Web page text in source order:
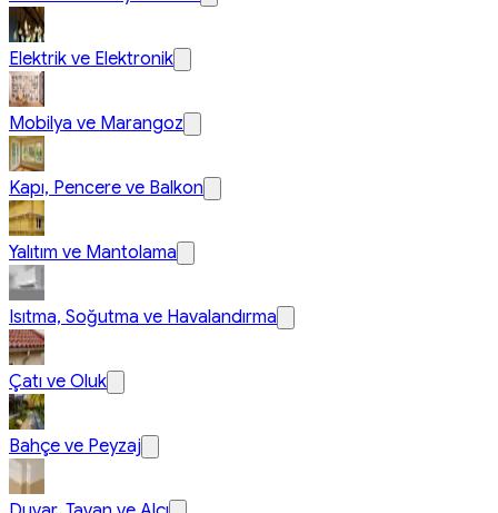
Elektrik ve Elektronik
Mobilya ve Marangoz
Kapı, Pencere ve Balkon
Yalıtım ve Mantolama
Isıtma, Soğutma ve Havalandırma
Çatı ve Oluk
Bahçe ve Peyzaj